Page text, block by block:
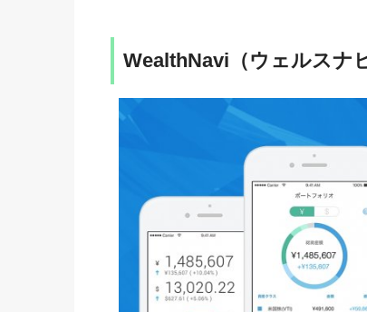
WealthNavi（ウェルスナ